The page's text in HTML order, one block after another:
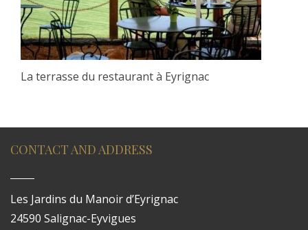
La terrasse du restaurant à Eyrignac
CONTACT AND ADDRESS
Les Jardins du Manoir d’Eyrignac
24590 Salignac-Eyvigues